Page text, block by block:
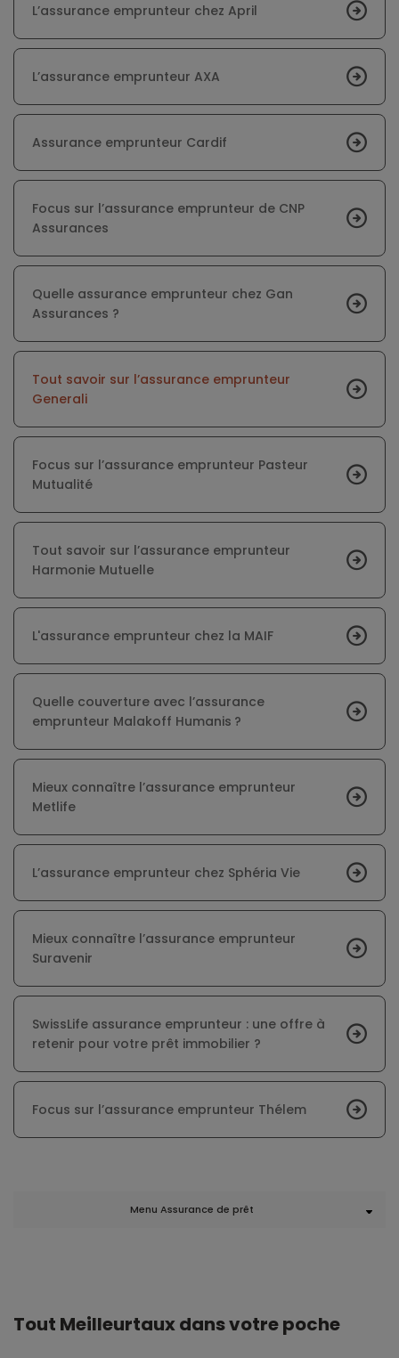
L’assurance emprunteur chez April
L’assurance emprunteur AXA
Assurance emprunteur Cardif
Focus sur l’assurance emprunteur de CNP
Assurances
Quelle assurance emprunteur chez Gan
Assurances ?
Tout savoir sur l’assurance emprunteur
Generali
Focus sur l’assurance emprunteur Pasteur
Mutualité
Tout savoir sur l’assurance emprunteur
Harmonie Mutuelle
L'assurance emprunteur chez la MAIF
Quelle couverture avec l’assurance
emprunteur Malakoff Humanis ?
Mieux connaître l’assurance emprunteur
Metlife
L’assurance emprunteur chez Sphéria Vie
Mieux connaître l’assurance emprunteur
Suravenir
SwissLife assurance emprunteur : une offre à
retenir pour votre prêt immobilier ?
Focus sur l’assurance emprunteur Thélem
Menu Assurance de prêt
Tout Meilleurtaux dans votre poche